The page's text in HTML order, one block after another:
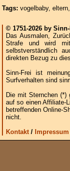
Tags: vogelbaby, eltern,
© 1751-2026 by
Das Ausmalen,
Strafe und wird
selbstverständlich
direkten Bezug zu
Sinn-Frei ist
Surfverhalten sind
Die mit Sternchen (*)
auf so einen Affiliate-
betreffenden Online-
nicht.
Kontakt/ Impressum